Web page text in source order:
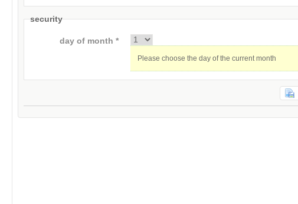
security
day of month *
Please choose the day of the current month